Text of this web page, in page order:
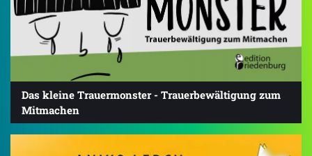
Das kleine Trauermonster - Trauerbewältigung zum
Mitmachen